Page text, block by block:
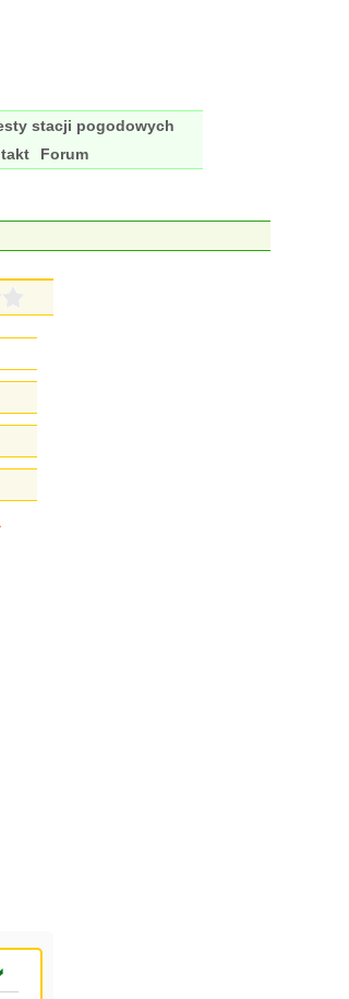
stacji pogodowych
Forum